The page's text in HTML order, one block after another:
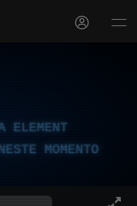
ELEMENT
MOMENTO